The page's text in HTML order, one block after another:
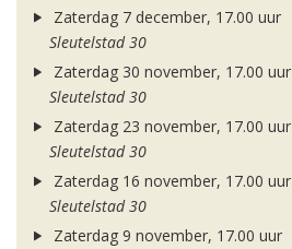
Zaterdag 7 december, 17.00 uur
Sleutelstad 30
Zaterdag 30 november, 17.00 uur
Sleutelstad 30
Zaterdag 23 november, 17.00 uur
Sleutelstad 30
Zaterdag 16 november, 17.00 uur
Sleutelstad 30
Zaterdag 9 november, 17.00 uur